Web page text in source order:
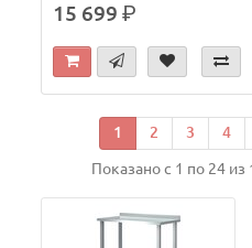
15 699р.
1 2 3 4
Показано с 1 по 24 из